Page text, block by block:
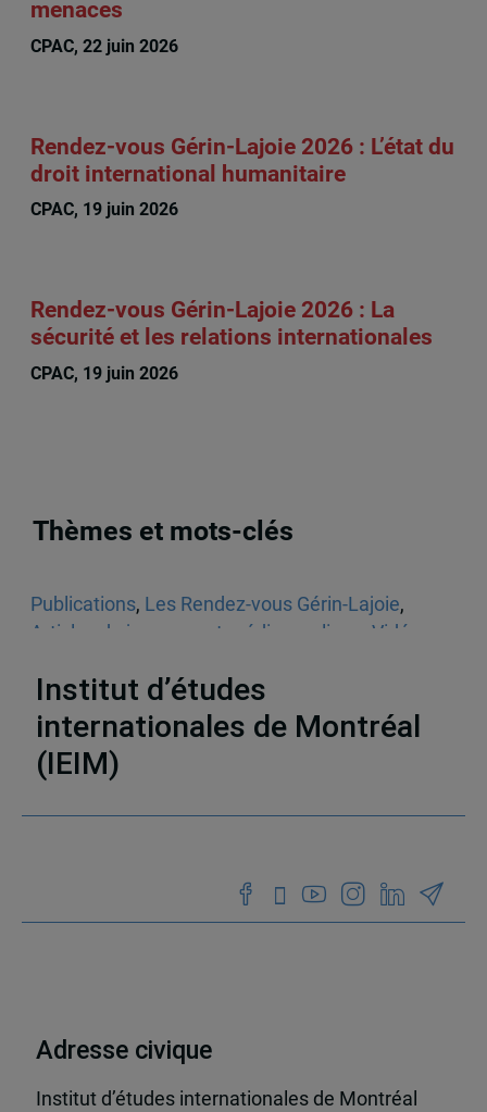
menaces
CPAC, 22 juin 2026
Rendez-vous Gérin-Lajoie 2026 : L’état du
droit international humanitaire
CPAC, 19 juin 2026
Rendez-vous Gérin-Lajoie 2026 : La
sécurité et les relations internationales
CPAC, 19 juin 2026
Thèmes et mots-clés
Publications, Les Rendez-vous Gérin-Lajoie,
Articles de journaux et médias en ligne
Vidéos
Institut d’études
internationales de Montréal
(IEIM)
Adresse civique
Institut d’études internationales de Montréal